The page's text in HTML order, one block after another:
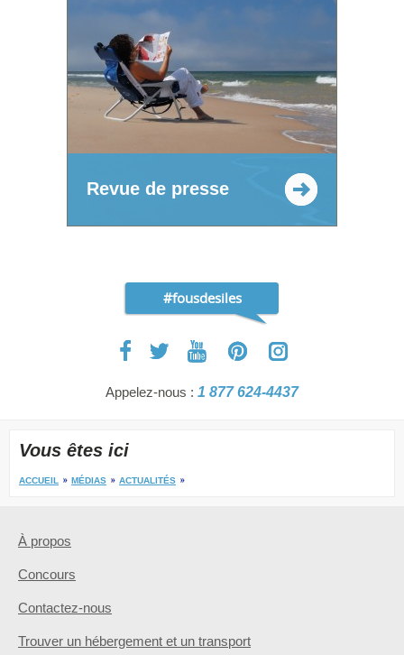
Revue de presse
#fousdesiles
Appelez-nous : 1 877 624-4437
Vous êtes ici
ACCUEIL MÉDIAS ACTUALITÉS
À propos
Concours
Contactez-nous
Trouver un hébergement et un transport